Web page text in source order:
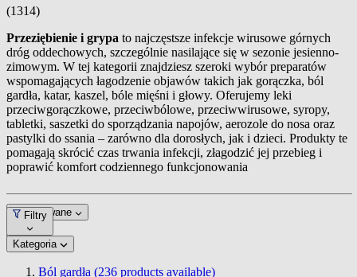
(1314)
Przeziębienie i grypa to najczęstsze infekcje wirusowe górnych
dróg oddechowych, szczególnie nasilające się w sezonie jesienno-
zimowym. W tej kategorii znajdziesz szeroki wybór preparatów
wspomagających łagodzenie objawów takich jak gorączka, ból
gardła, katar, kaszel, bóle mięśni i głowy. Oferujemy leki
przeciwgorączkowe, przeciwbólowe, przeciwwirusowe, syropy,
tabletki, saszetki do sporządzania napojów, aerozole do nosa oraz
pastylki do ssania – zarówno dla dorosłych, jak i dzieci. Produkty te
pomagają skrócić czas trwania infekcji, złagodzić jej przebieg i
poprawić komfort codziennego funkcjonowania
Dopasowane
Filtry
Kategoria
Ból gardła (236 products available)